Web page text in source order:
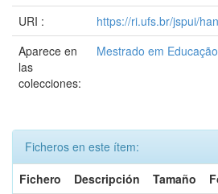
URI :
https://ri.ufs.br/jspui/
Aparece en
las
colecciones:
Mestrado em Educação
Ficheros en este ítem:
Fichero
Descripción Tamaño